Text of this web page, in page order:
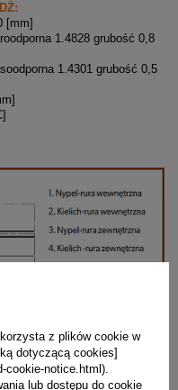
[mm]
1.4828 grubość 0,8
1.4301 grubość 0,5
z plików cookie w
dotyczącą cookies]
notice.html).
lub dostępu do cookie